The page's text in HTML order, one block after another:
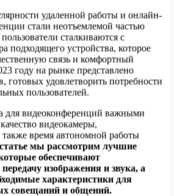
удаленной работы и онлайн-
стали неотъемлемой частью
сталкиваются с
подходящего устройства, которое
связь и комфортный
году на рынке представлено
готовых удовлетворить потребности
пользователей.
для видеоконференций важными
видеокамеры,
также время автономной работы
мы рассмотрим лучшие
обеспечивают
изображения и звука, а
характеристики для
совещаний и общений.